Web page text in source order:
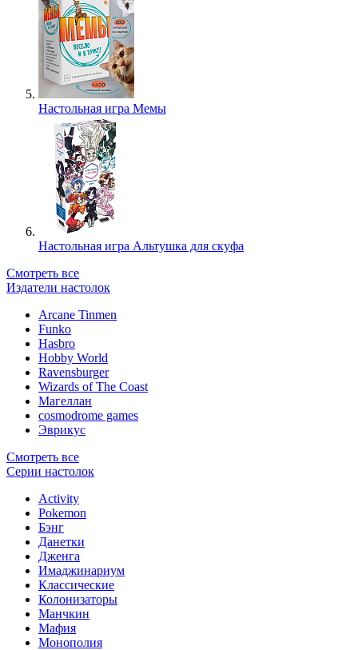
Настольная игра Мемы
Настольная игра Альтушка для скуфа
Смотреть все
Издатели настолок
Arcane Tinmen
Funko
Hasbro
Hobby World
Ravensburger
Wizards of The Coast
Магеллан
сosmodrome games
Эврикус
Смотреть все
Серии настолок
Activity
Pokemon
Бэнг
Данетки
Дженга
Имаджинариум
Классические
Колонизаторы
Манчкин
Мафия
Монополия